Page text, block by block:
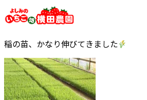
内
容
ス
キ
ッ
プ
稲の苗、かなり伸びてきました